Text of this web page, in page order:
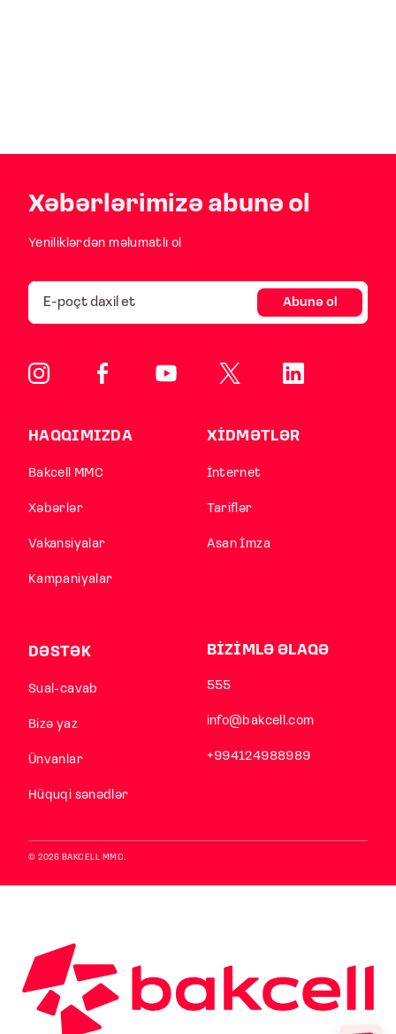
Xəbərlərimizə abunə ol
Yeniliklərdən məlumatlı ol
Abunə ol
HAQQIMIZDA
Bakcell MMC
Xəbərlər
Vakansiyalar
Kampaniyalar
XİDMƏTLƏR
İnternet
Tariflər
Asan İmza
DƏSTƏK
Sual-cavab
Bizə yaz
Ünvanlar
Hüquqi sənədlər
BİZİMLƏ ƏLAQƏ
555
info@bakcell.com
+994124988989
© 2026 BAKCELL MMC.